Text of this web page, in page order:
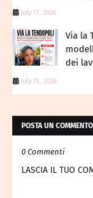
July 17, 2026
Via la
dei
July 15, 2026
POSTA UN COMMENTO
0 Commenti
LASCIA IL TUO